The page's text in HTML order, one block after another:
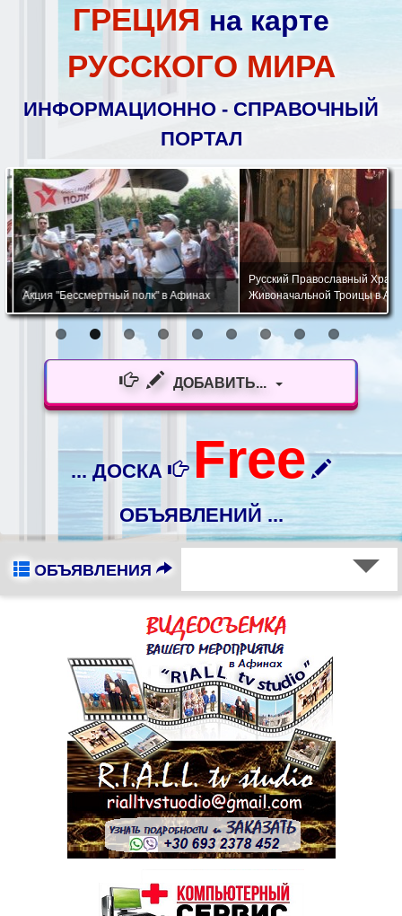
ГРЕЦИЯ на карте
РУССКОГО МИРА
ИНФОРМАЦИОННО - СПРАВОЧНЫЙ
ПОРТАЛ
Акция "Бессмертный полк" в Афинах
Русский Православный Храм
Живоначальной Троицы в
ДОБАВИТЬ...
... ДОСКА Free
ОБЪЯВЛЕНИЙ ...
ОБЪЯВЛЕНИЯ